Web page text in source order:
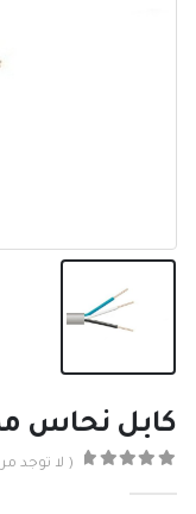
كابل نحاس
( لا توجد